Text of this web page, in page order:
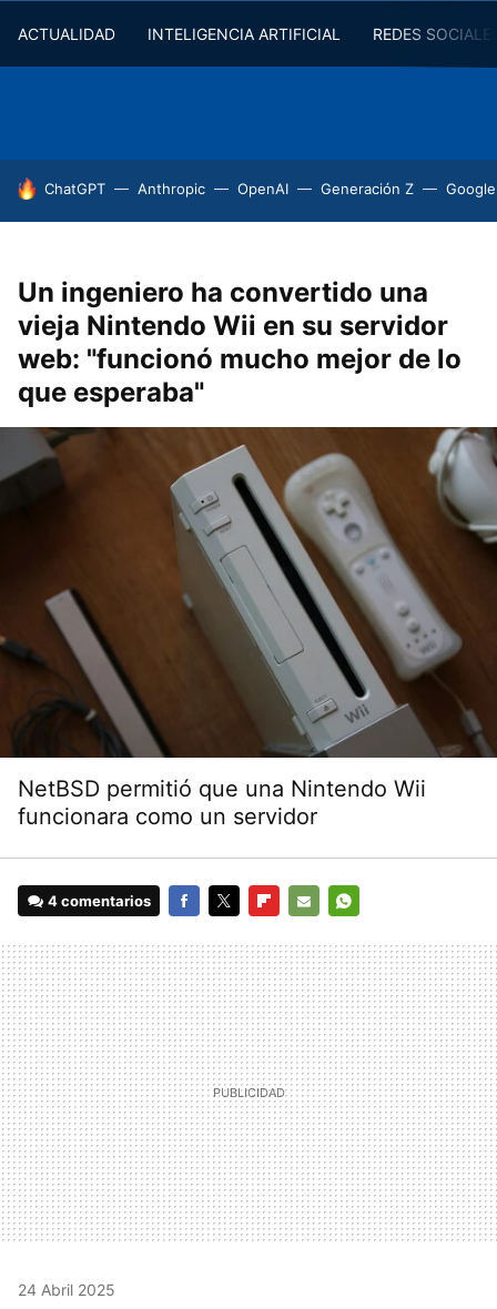
ACTUALIDAD INTELIGENCIA ARTIFICIAL REDES
HOY SE HABLA DE
ChatGPT Anthropic OpenAI Generación Z
Un ingeniero ha convertido una
vieja Nintendo Wii en su servidor
web: "funcionó mucho mejor de lo
que esperaba"
NetBSD permitió que una Nintendo Wii
funcionara como un servidor
4 comentarios
MAIL
24 Abril 2025